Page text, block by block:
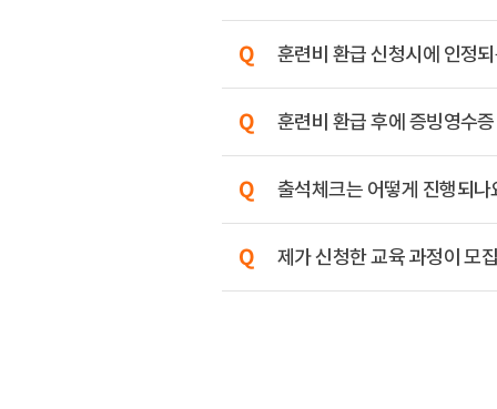
훈련비 환급 신청시에 인정
훈련비 환급 후에 증빙영수
출석체크는 어떻게 진행되나
제가 신청한 교육 과정이 모